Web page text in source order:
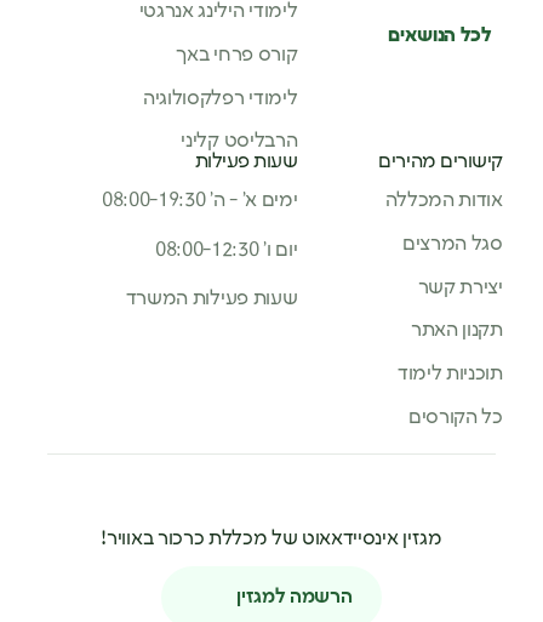
לכל הנושאים
לימודי הילינג אנרגטי
קורס פרחי באך
לימודי רפלקסולוגיה
הרבליסט קליני
קישורים מהירים
אודות המכללה
סגל המרצים
יצירת קשר
תקנון האתר
תוכניות לימוד
כל הקורסים
שעות פעילות
ימים א’ - ה’ 08:00-19:30
יום ו’ 08:00-12:30
שעות פעילות המשרד
מגזין אינסיידאאוט של מכללת כרכור באוויר!
הרשמה למגזין